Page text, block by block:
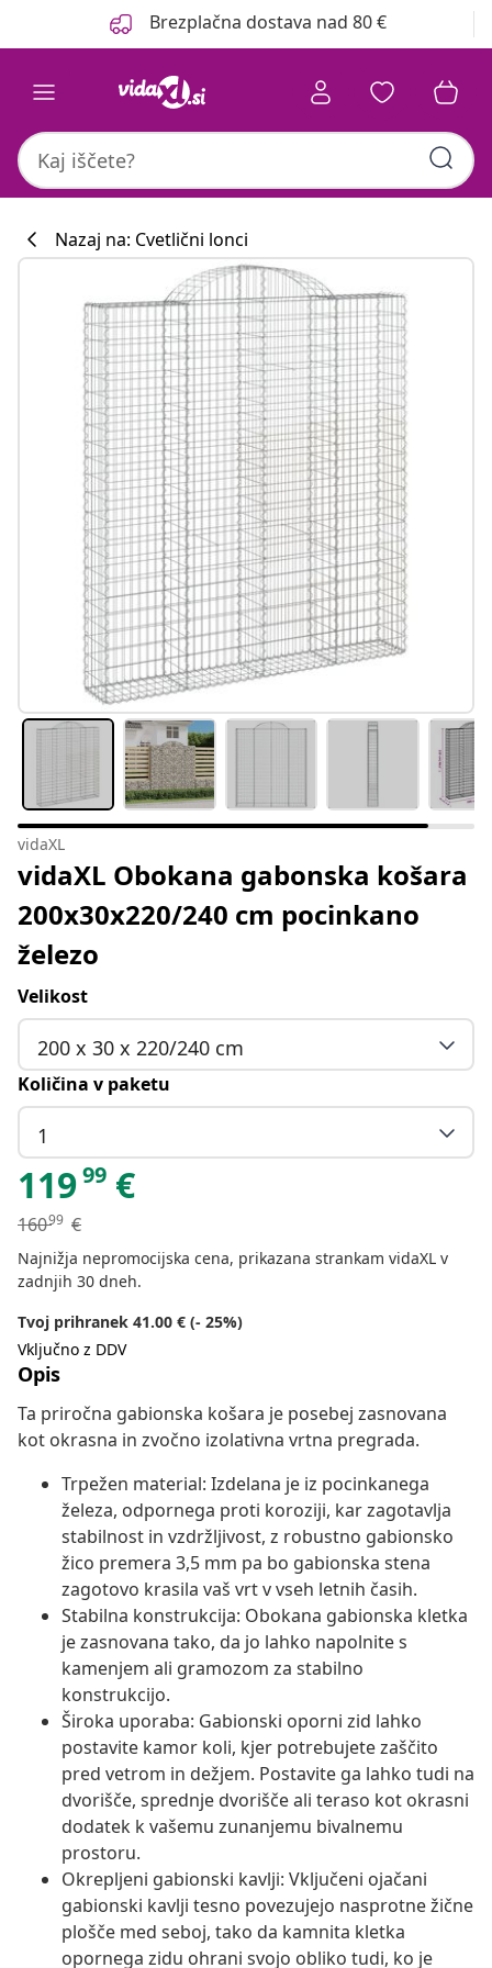
Brezplačna dostava nad 80 €
Nazaj na: Cvetlični lonci
vidaXL
vidaXL Obokana gabonska košara
200x30x220/240 cm pocinkano
železo
Velikost
200 x 30 x 220/240 cm
Količina v paketu
1
11999 €
16099 €
Najnižja nepromocijska cena, prikazana strankam vidaXL v
zadnjih 30 dneh.
Tvoj prihranek 41.00 € (- 25%)
Vključno z DDV
Opis
Ta priročna gabionska košara je posebej zasnovana
kot okrasna in zvočno izolativna vrtna pregrada.
Trpežen material: Izdelana je iz pocinkanega
železa, odpornega proti koroziji, kar zagotavlja
stabilnost in vzdržljivost, z robustno gabionsko
žico premera 3,5 mm pa bo gabionska stena
zagotovo krasila vaš vrt v vseh letnih časih.
Stabilna konstrukcija: Obokana gabionska kletka
je zasnovana tako, da jo lahko napolnite s
kamenjem ali gramozom za stabilno
konstrukcijo.
Široka uporaba: Gabionski oporni zid lahko
postavite kamor koli, kjer potrebujete zaščito
pred vetrom in dežjem. Postavite ga lahko tudi na
dvorišče, sprednje dvorišče ali teraso kot okrasni
dodatek k vašemu zunanjemu bivalnemu
prostoru.
Okrepljeni gabionski kavlji: Vključeni ojačani
gabionski kavlji tesno povezujejo nasprotne žične
plošče med seboj, tako da kamnita kletka
opornega zidu ohrani svojo obliko tudi, ko je